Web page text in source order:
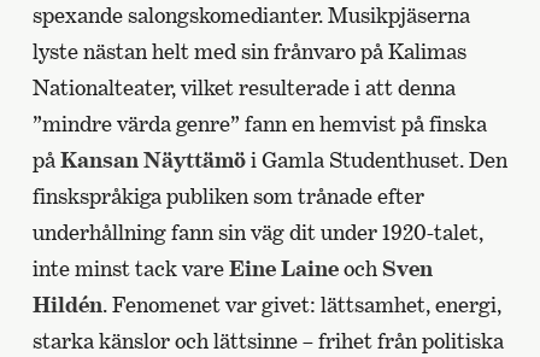
spexande salongskomedianter. Musikpjäserna
lyste nästan helt med sin frånvaro på Kalimas
Nationalteater, vilket resulterade i att denna
”mindre värda genre” fann en hemvist på finska
påKansan Näyttämöi Gamla Studenthuset. Den
finskspråkiga publiken som trånade efter
underhållning fann sin väg dit under 1920-talet,
inte minst tack vareEine Laineoch Sven
Hildén. Fenomenet var givet: lättsamhet, energi,
starka känslor och lättsinne – frihet från politiska